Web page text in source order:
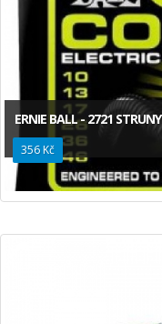
ERNIE BALL - 2721
356 Kč